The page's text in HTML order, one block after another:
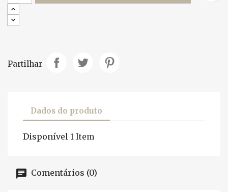
Partilhar
Dados do produto
Disponível 1 Item
Comentários (0)